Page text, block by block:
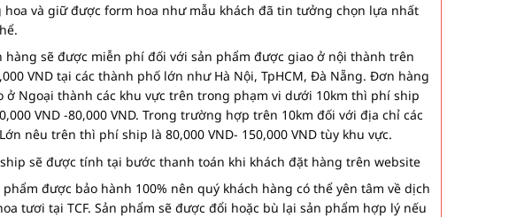
hoa và giữ được form hoa như mẫu khách đã tin tưởng chọn lựa nhất
hàng sẽ được miễn phí đối với sản phẩm được giao ở nội thành trên
VND tại các thành phố lớn như Hà Nội, TpHCM, Đà Nẵng. Đơn hàng
ở Ngoại thành các khu vực trên trong phạm vi dưới 10km thì phí ship
VND -80,000 VND. Trong trường hợp trên 10km đối với địa chỉ các
nêu trên thì phí ship là 80,000 VND- 150,000 VND tùy khu vực.
sẽ được tính tại bước thanh toán khi khách đặt hàng trên website
phẩm được bảo hành 100% nên quý khách hàng có thể yên tâm về dịch
tươi tại TCF. Sản phẩm sẽ được đổi hoặc bù lại sản phẩm hợp lý nếu